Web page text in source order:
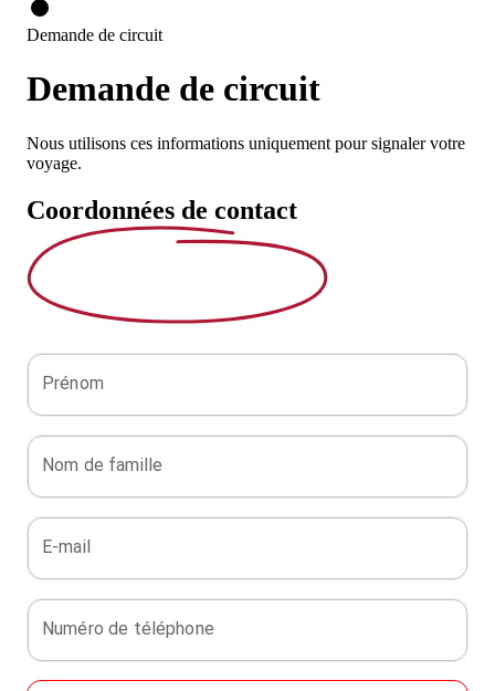
Demande de сircuit
Demande de сircuit
Nous utilisons ces informations uniquement pour signaler votre
voyage.
Coordonnées de contact
Prénom
Nom de famille
E-mail
Numéro de téléphone